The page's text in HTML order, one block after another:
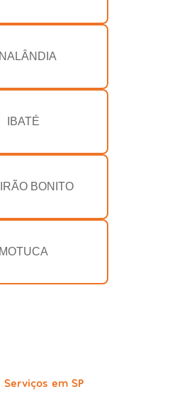
IBATÉ
BONITO
MOTUCA
em SP